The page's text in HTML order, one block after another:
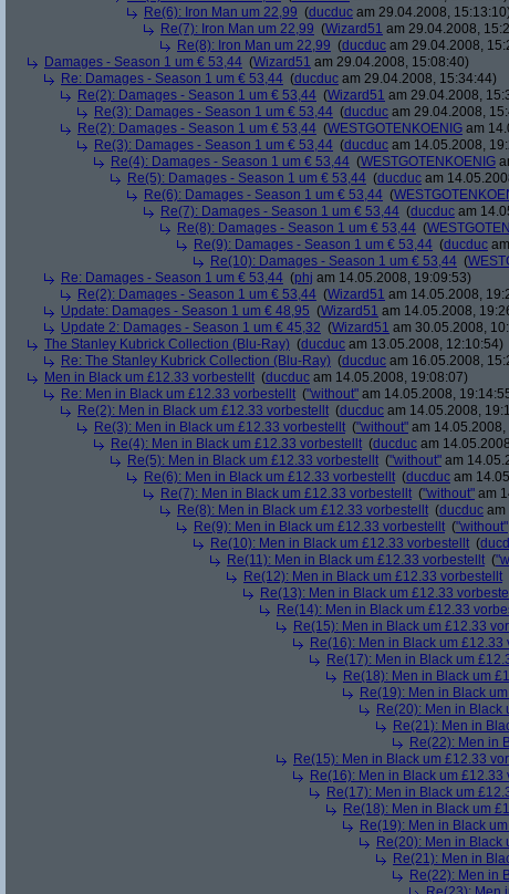
Re(6): Iron Man um 22,99 (ducduc am 29.04.2008, 15:13:10)
Re(7): Iron Man um 22,99 (Wizard51 am 29.04.2008,
Re(8): Iron Man um 22,99 (ducduc am 29.04.2008,
Damages - Season 1 um € 53,44 (Wizard51 am 29.04.2008, 15:08:40)
Re: Damages - Season 1 um € 53,44 (ducduc am 29.04.2008, 15:34:44)
Re(2): Damages - Season 1 um € 53,44 (Wizard51 am 29.04.2008,
Re(3): Damages - Season 1 um € 53,44 (ducduc am 29.04.2008,
Re(2): Damages - Season 1 um € 53,44 (WESTGOTENKOENIG am
Re(3): Damages - Season 1 um € 53,44 (ducduc am 14.05.2008,
Re(4): Damages - Season 1 um € 53,44 (WESTGOTENKOENIG
Re(5): Damages - Season 1 um € 53,44 (ducduc am
Re(6): Damages - Season 1 um € 53,44 (
Re(7): Damages - Season 1 um € 53,44 (ducduc am
Re(8): Damages - Season 1 um € 53,44 (
Re(9): Damages - Season 1 um € 53,44 (ducduc
Re(10): Damages - Season 1 um € 53,44 (
Re: Damages - Season 1 um € 53,44 (phj am 14.05.2008, 19:09:53)
Re(2): Damages - Season 1 um € 53,44 (Wizard51 am 14.05.2008,
Update: Damages - Season 1 um € 48,95 (Wizard51 am 14.05.2008,
Update 2: Damages - Season 1 um € 45,32 (Wizard51 am 30.05.2008,
The Stanley Kubrick Collection (Blu-Ray) (ducduc am 13.05.2008, 12:10:54)
Re: The Stanley Kubrick Collection (Blu-Ray) (ducduc am 16.05.2008,
Men in Black um £12.33 vorbestellt (ducduc am 14.05.2008, 19:08:07)
Re: Men in Black um £12.33 vorbestellt ("without" am 14.05.2008,
Re(2): Men in Black um £12.33 vorbestellt (ducduc am 14.05.2008,
Re(3): Men in Black um £12.33 vorbestellt ("without" am 14.05.2008,
Re(4): Men in Black um £12.33 vorbestellt (ducduc am
Re(5): Men in Black um £12.33 vorbestellt ("without" am
Re(6): Men in Black um £12.33 vorbestellt (ducduc am
Re(7): Men in Black um £12.33 vorbestellt ("without" am
Re(8): Men in Black um £12.33 vorbestellt (ducduc am
Re(9): Men in Black um £12.33 vorbestellt ("without"
Re(10): Men in Black um £12.33 vorbestellt (
Re(11): Men in Black um £12.33 vorbestellt (
Re(12): Men in Black um £12.33 vorbestellt
Re(13): Men in Black um £12.33
Re(14): Men in Black um £12.33
Re(15): Men in Black um £12.33
Re(16): Men in Black um £12.33
Re(17): Men in Black um
Re(18): Men in Black um
Re(19): Men in Black
Re(20): Men in Black
Re(21): Men in
Re(22): Men in
Re(15): Men in Black um £12.33
Re(16): Men in Black um £12.33
Re(17): Men in Black um
Re(18): Men in Black um
Re(19): Men in Black
Re(20): Men in Black
Re(21): Men in
Re(22): Men in